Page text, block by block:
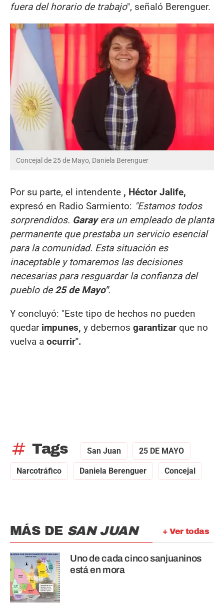
fuera del horario de trabajo", señaló Berenguer.
Concejal de 25 de Mayo, Daniela Berenguer
Por su parte, el intendente , Héctor Jalife,
expresó en Radio Sarmiento: "Estamos todos
sorprendidos. Garayera un empleado de planta
permanente que prestaba un servicio esencial
para la comunidad. Esta situación es
inaceptable y tomaremos las decisiones
necesarias para resguardar la confianza del
pueblo de 25 de Mayo".
Y concluyó: "Este tipo de hechos no pueden
quedar impunes, y debemos garantizar que no
vuelva a ocurrir".
tag Tags San Juan 25 DE MAYO
Narcotráfico Daniela Berenguer Concejal
+ Ver todas
MÁS DE SAN JUAN
Uno de cada cinco sanjuaninos
está en mora